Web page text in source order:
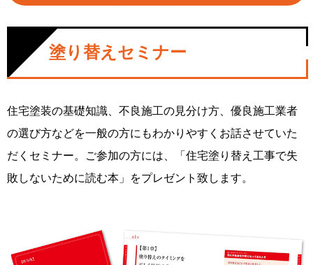
塗り替えセミナー
住宅塗装の基礎知識、不良施工の見分け方、優良施工業者
の選び方などを一般の方にもわかりやすくお話させていた
だくセミナー。ご参加の方には、「住宅塗り替え工事で失
敗しないために読む本」をプレゼント致します。